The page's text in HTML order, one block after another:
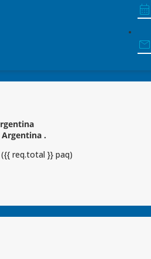
Argentina .
({{ req.total }} paq)